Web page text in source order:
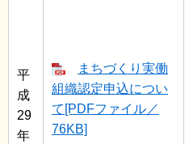
平
成
29
年
まちづくり実働
組織認定申込につい
て[PDFファイル／
76KB]